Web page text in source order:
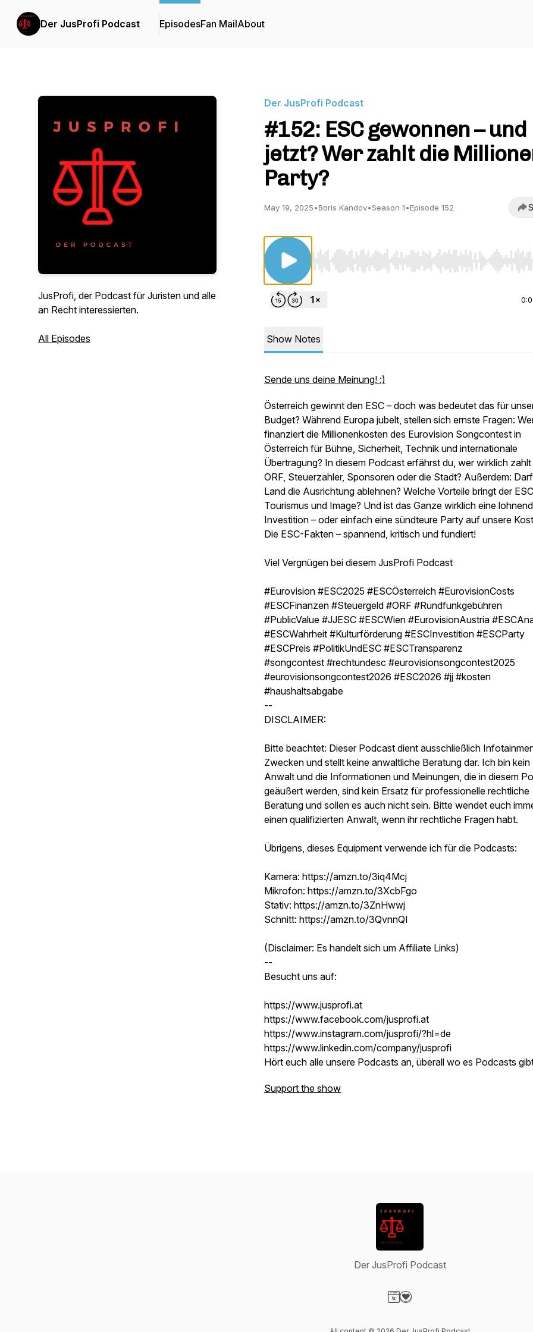
Der JusProfi Podcast EpisodesFan MailAbout
JusProfi, der Podcast für Juristen und alle
an Recht interessierten.
All Episodes
Der JusProfi Podcast
#152: ESC gewonnen – und
jetzt? Wer zahlt die
Party?
May 19, 2025•Boris Kandov•Season 1•Episode 152
Use Left/Right to seek, Home/End to jump to start
Show Notes
Sende uns deine Meinung! :)
Österreich gewinnt den ESC – doch was bedeutet das für
Budget? Während Europa jubelt, stellen sich ernste Fragen:
finanziert die Millionenkosten des Eurovision Songcontest in
Österreich für Bühne, Sicherheit, Technik und internationale
Übertragung? In diesem Podcast erfährst du, wer wirklich zahlt
ORF, Steuerzahler, Sponsoren oder die Stadt? Außerdem:
Land die Ausrichtung ablehnen? Welche Vorteile bringt der
Tourismus und Image? Und ist das Ganze wirklich eine
Investition – oder einfach eine sündteure Party auf unsere
Die ESC-Fakten – spannend, kritisch und fundiert!
Viel Vergnügen bei diesem JusProfi Podcast
#Eurovision #ESC2025 #ESCÖsterreich #EurovisionCosts
#ESCFinanzen #Steuergeld #ORF #Rundfunkgebühren
#PublicValue #JJESC #ESCWien #EurovisionAustria
#ESCWahrheit #Kulturförderung #ESCInvestition #ESCParty
#ESCPreis #PolitikUndESC #ESCTransparenz
#songcontest #rechtundesc #eurovisionsongcontest2025
#eurovisionsongcontest2026 #ESC2026 #jj #kosten
#haushaltsabgabe
--
DISCLAIMER:
Bitte beachtet: Dieser Podcast dient ausschließlich
Zwecken und stellt keine anwaltliche Beratung dar. Ich bin kein
Anwalt und die Informationen und Meinungen, die in diesem
geäußert werden, sind kein Ersatz für professionelle rechtliche
Beratung und sollen es auch nicht sein. Bitte wendet euch
einen qualifizierten Anwalt, wenn ihr rechtliche Fragen habt.
Übrigens, dieses Equipment verwende ich für die Podcasts:
Kamera: https://amzn.to/3iq4Mcj
Mikrofon: https://amzn.to/3XcbFgo
Stativ: https://amzn.to/3ZnHwwj
Schnitt: https://amzn.to/3QvnnQI
(Disclaimer: Es handelt sich um Affiliate Links)
--
Besucht uns auf:
https://www.jusprofi.at
https://www.facebook.com/jusprofi.at
https://www.instagram.com/jusprofi/?hl=de
https://www.linkedin.com/company/jusprofi
Hört euch alle unsere Podcasts an, überall wo es Podcasts
Support the show
Der JusProfi Podcast